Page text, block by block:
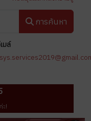
การค้นหา
มล์
ะ!